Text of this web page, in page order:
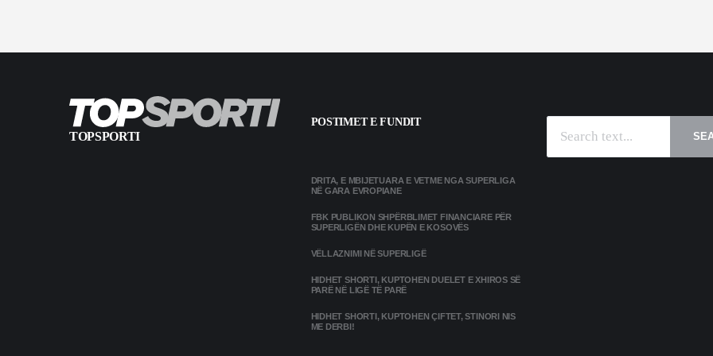
TOPSPORTI
POSTIMET E FUNDIT
DRITA, E MBIJETUARA E VETME NGA SUPERLIGA
NË GARA EVROPIANE
FBK PUBLIKON SHPËRBLIMET FINANCIARE PËR
SUPERLIGËN DHE KUPËN E KOSOVËS
VËLLAZNIMI NË SUPERLIGË
HIDHET SHORTI, KUPTOHEN DUELET E XHIROS SË
PARË NË LIGË TË PARË
HIDHET SHORTI, KUPTOHEN ÇIFTET, STINORI NIS
ME DERBI!